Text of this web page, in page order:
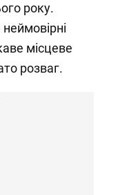
року.
місцеве
розваг.